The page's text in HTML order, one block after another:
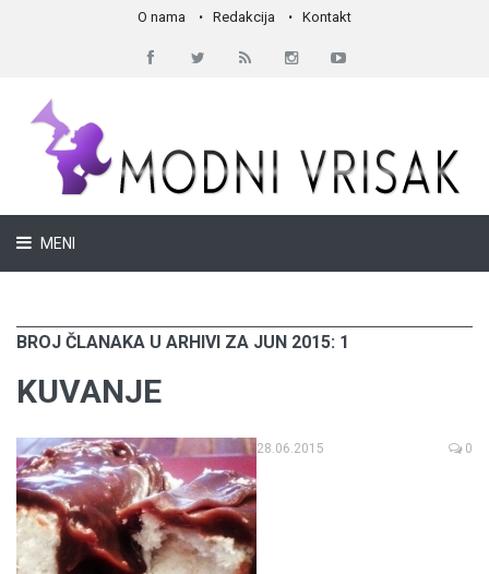
O nama Redakcija Kontakt
MENI
BROJ ČLANAKA U ARHIVI ZA JUN 2015: 1
KUVANJE
28.06.2015 0